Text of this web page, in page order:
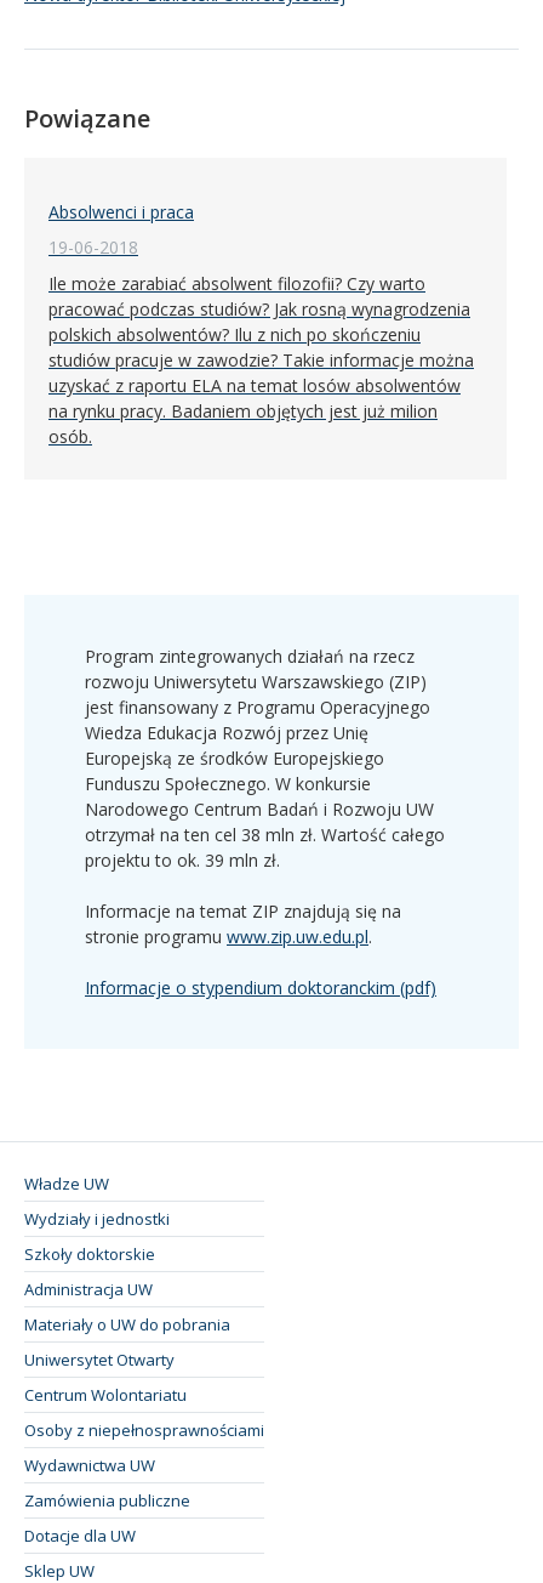
Powiązane
Absolwenci i praca
19-06-2018
Ile może zarabiać absolwent filozofii? Czy warto
pracować podczas studiów? Jak rosną wynagrodzenia
polskich absolwentów? Ilu z nich po skończeniu
studiów pracuje w zawodzie? Takie informacje można
uzyskać z raportu ELA na temat losów absolwentów
na rynku pracy. Badaniem objętych jest już milion
osób.
Program zintegrowanych działań na rzecz
rozwoju Uniwersytetu Warszawskiego (ZIP)
jest finansowany z Programu Operacyjnego
Wiedza Edukacja Rozwój przez Unię
Europejską ze środków Europejskiego
Funduszu Społecznego. W konkursie
Narodowego Centrum Badań i Rozwoju UW
otrzymał na ten cel 38 mln zł. Wartość całego
projektu to ok. 39 mln zł.
Informacje na temat ZIP znajdują się na
stronie programu www.zip.uw.edu.pl.
Informacje o stypendium doktoranckim (pdf)
Władze UW
Wydziały i jednostki
Szkoły doktorskie
Administracja UW
Materiały o UW do pobrania
Uniwersytet Otwarty
Centrum Wolontariatu
Osoby z niepełnosprawnościami
Wydawnictwa UW
Zamówienia publiczne
Dotacje dla UW
Sklep UW